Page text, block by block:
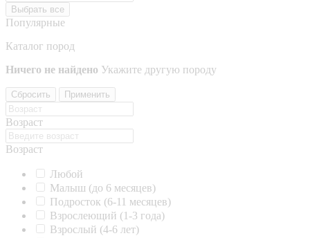
Выбрать все
Популярные
Каталог пород
Ничего не найдено Укажите другую породу
Сбросить Применить
Возраст
Возраст
Любой
Малыш (до 6 месяцев)
Подросток (6-11 месяцев)
Взрослеющий (1-3 года)
Взрослый (4-6 лет)